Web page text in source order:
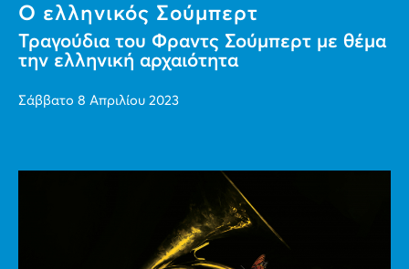
Ο ελληνικός Σούμπερτ
Τραγούδια του Φραντς Σούμπερτ με θέμα
την ελληνική αρχαιότητα
Σάββατο 8 Απριλίου 2023